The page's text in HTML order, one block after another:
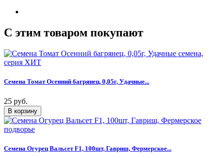
C этим товаром покупают
Семена Томат Осенний багрянец, 0,05г, Удачные...
25 руб.
Семена Огурец Вальсет F1, 100шт, Гавриш, Фермерское...